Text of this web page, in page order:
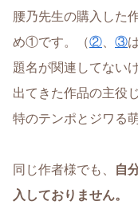
腰乃先生の購入した
め①です。（② ③
題名が関連してない
出てきた作品の主役
特のテンポとジワる
同じ作者様でも、
自
入しておりません。